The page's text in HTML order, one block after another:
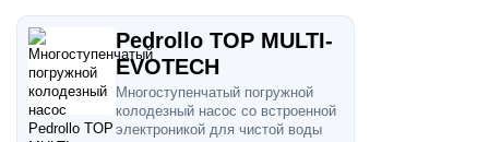
Pedrollo TOP MULTI-
EVOTECH
Многоступенчатый погружной
колодезный насос со встроенной
электроникой для чистой воды